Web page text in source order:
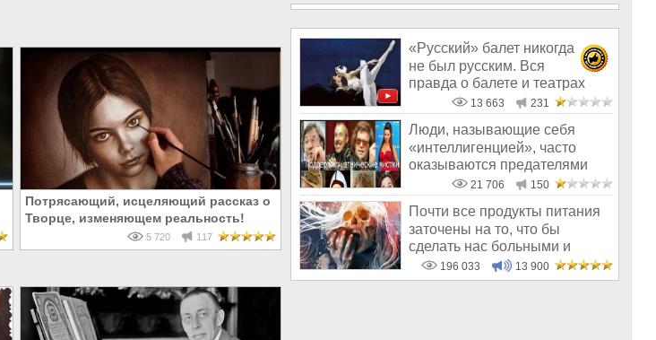
Потрясающий, исцеляющий рассказ о
Творце, изменяющем реальность!
5 720 117
«Русский» балет никогда
не был русским. Вся
правда о балете и театрах
13 663 231
Люди, называющие себя
«интеллигенцией», часто
оказываются предателями
21 706 150
Почти все продукты питания
заточены на то, что бы
сделать нас больными и
бесплодным
196 033 13 900